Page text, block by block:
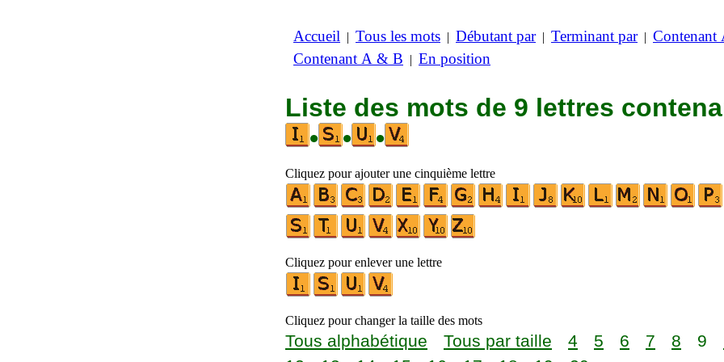
Accueil | Tous les mots | Débutant par| Terminant par| Contenant
Contenant A & B | En position
Liste des mots de 9 lettres
•
• •
Cliquez pour ajouter une cinquième lettre
Cliquez pour enlever une lettre
Cliquez pour changer la taille des mots
Tous alphabétique Tous par taille 4 5 6 7 8 9